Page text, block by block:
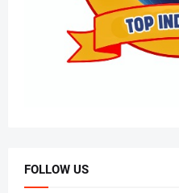
FOLLOW US